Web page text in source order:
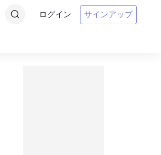
ログイン サインアップ